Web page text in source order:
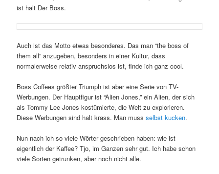
ist halt Der Boss.
Auch ist das Motto etwas besonderes. Das man “the boss of
them all” anzugeben, besonders in einer Kultur, dass
normalerweise relativ anspruchslos ist, finde ich ganz cool.
Boss Coffees größter Triumph ist aber eine Serie von TV-
Werbungen. Der Hauptfigur ist “Alien Jones,” ein Alien, der sich
als Tommy Lee Jones kostümierte, die Welt zu explorieren.
Diese Werbungen sind halt krass. Man mussselbst kucken.
Nun nach ich so viele Wörter geschrieben haben: wie ist
eigentlich der Kaffee? Tjo, im Ganzen sehr gut. Ich habe schon
viele Sorten getrunken, aber noch nicht alle.